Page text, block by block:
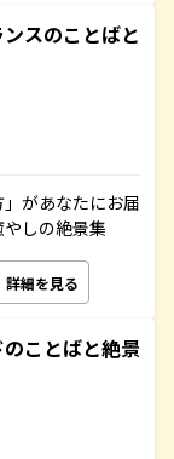
スのことばと
があなたにお届
しの絶景集
詳細を見る
ことばと絶景